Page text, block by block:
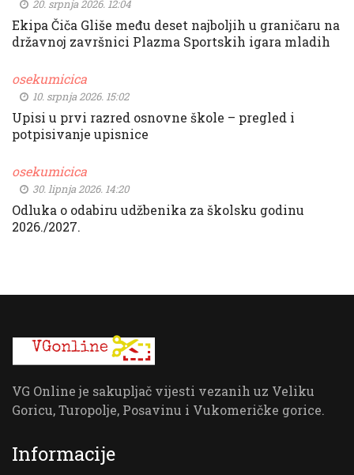
20. srpnja 2026. 12:04
Ekipa Čiča Gliše među deset najboljih u graničaru na
državnoj završnici Plazma Sportskih igara mladih
osekumicica
10. srpnja 2026. 15:02
Upisi u prvi razred osnovne škole – pregled i
potpisivanje upisnice
osekumicica
30. lipnja 2026. 14:20
Odluka o odabiru udžbenika za školsku godinu
2026./2027.
VG Online je sakupljač vijesti vezanih uz Veliku
Goricu, Turopolje, Posavinu i Vukomeričke gorice.
Informacije